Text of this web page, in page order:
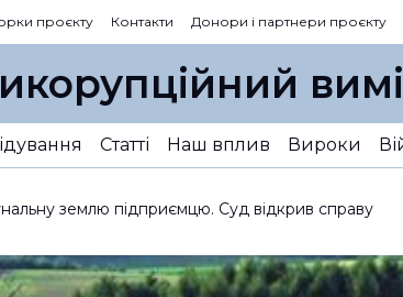
проєкту Контакти Донори і партнери проєкту
Статті Наш вплив Вироки
землю підприємцю. Суд відкрив справу